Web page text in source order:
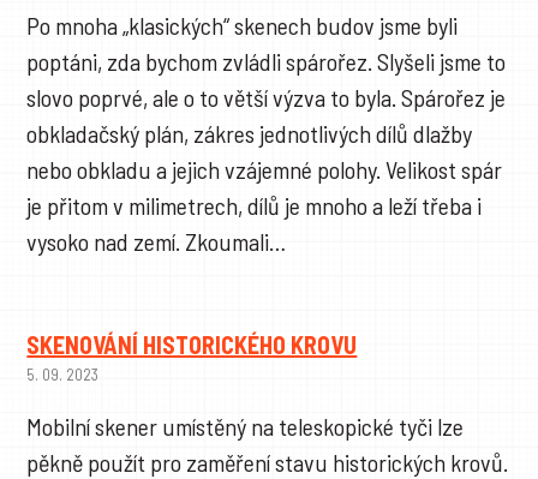
Po mnoha „klasických“ skenech budov jsme byli
poptáni, zda bychom zvládli spárořez. Slyšeli jsme to
slovo poprvé, ale o to větší výzva to byla. Spárořez je
obkladačský plán, zákres jednotlivých dílů dlažby
nebo obkladu a jejich vzájemné polohy. Velikost spár
je přitom v milimetrech, dílů je mnoho a leží třeba i
vysoko nad zemí. Zkoumali…
SKENOVÁNÍ HISTORICKÉHO KROVU
5. 09. 2023
Mobilní skener umístěný na teleskopické tyči lze
pěkně použít pro zaměření stavu historických krovů.